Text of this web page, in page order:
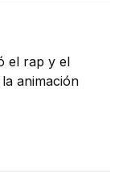
el rap y el
animación